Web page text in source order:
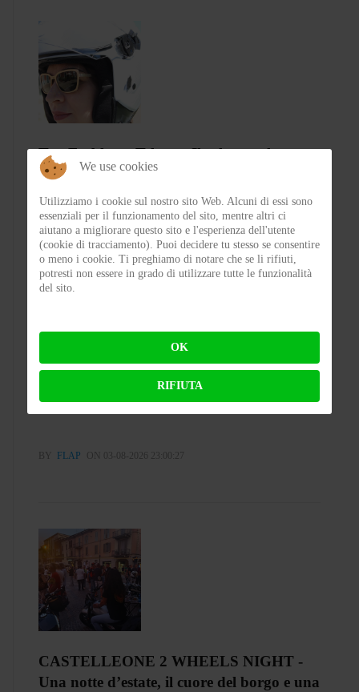
Test Emblema Telma – Il sole con classe
BY FRA ON 04-08-2026 21:53:46
Test Silence S02 – Stile silenzioso
BY FLAP ON 03-08-2026 23:00:27
CASTELLEONE 2 WHEELS NIGHT -
Una notte d’estate, il cuore del borgo e una
We use cookies
Utilizziamo i cookie sul nostro sito Web. Alcuni di essi sono
essenziali per il funzionamento del sito, mentre altri ci
aiutano a migliorare questo sito e l'esperienza dell'utente
(cookie di tracciamento). Puoi decidere tu stesso se consentire
o meno i cookie. Ti preghiamo di notare che se li rifiuti,
potresti non essere in grado di utilizzare tutte le funzionalità
del sito.
OK
RIFIUTA